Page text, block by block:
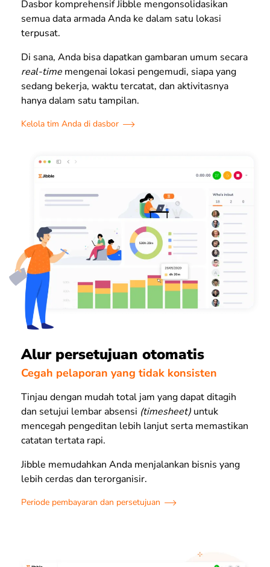
Dasbor komprehensif Jibble mengonsolidasikan
semua data armada Anda ke dalam satu lokasi
terpusat.
Di sana, Anda bisa dapatkan gambaran umum secara
real-time mengenai lokasi pengemudi, siapa yang
sedang bekerja, waktu tercatat, dan aktivitasnya
hanya dalam satu tampilan.
Kelola tim Anda di dasbor
Alur persetujuan otomatis
Cegah pelaporan yang tidak konsisten
Tinjau dengan mudah total jam yang dapat ditagih
dan setujui lembar absensi (timesheet) untuk
mencegah pengeditan lebih lanjut serta memastikan
catatan tertata rapi.
Jibble memudahkan Anda menjalankan bisnis yang
lebih cerdas dan terorganisir.
Periode pembayaran dan persetujuan